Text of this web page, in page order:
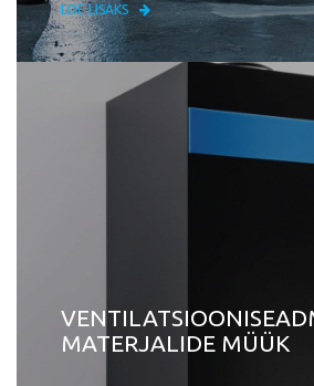
LOE LISAKS
MATERJALIDE MÜÜK